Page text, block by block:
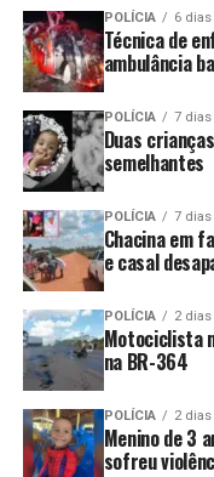
POLÍCIA 6
Técnica de
ambulância
POLÍCIA 7 dias
Duas
semelhantes
POLÍCIA 7 dias
Chacina em
e casal
POLÍCIA 2
Motociclista
na BR-364
POLÍCIA 2
Menino de 3
sofreu